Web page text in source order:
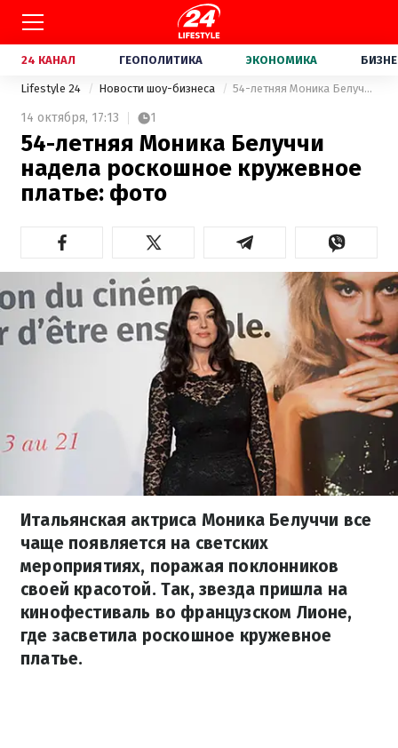
24 КАНАЛ ГЕОПОЛИТИКА ЭКОНОМИКА
Lifestyle 24 Новости шоу-бизнеса 54-летняя Моника Белуччи надела роскошное кружевное платье: фото
14 октября, 17:13 1
54-летняя Моника Белуччи
надела роскошное кружевное
платье: фото
Итальянская актриса Моника Белуччи все
чаще появляется на светских
мероприятиях, поражая поклонников
своей красотой. Так, звезда пришла на
кинофестиваль во французском Лионе,
где засветила роскошное кружевное
платье.